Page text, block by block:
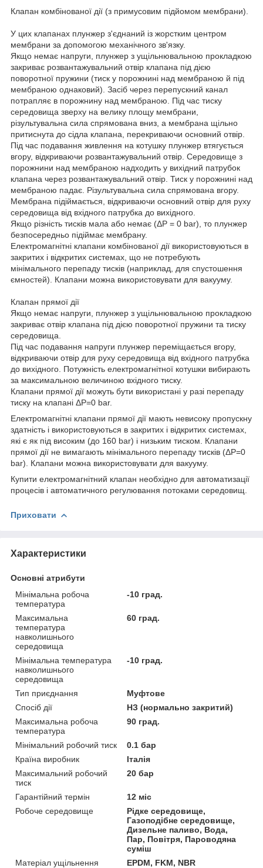
Клапан комбінованої дії (з примусовим підйомом мембрани).
У цих клапанах плунжер з'єднаний із жорстким центром
мембрани за допомогою механічного зв'язку.
Якщо немає напруги, плунжер з ущільнювальною прокладкою
закриває розвантажувальний отвір клапана під дією
поворотної пружини (тиск у порожнині над мембраною й під
мембраною однаковий). Засіб через перепускний канал
потрапляє в порожнину над мембраною. Під час тиску
середовища зверху на велику площу мембрани,
різультувальна сила спрямована вниз, а мембрана щільно
притиснута до сідла клапана, перекриваючи основний отвір.
Під час подавання живлення на котушку плунжер втягується
вгору, відкриваючи розвантажувальний отвір. Середовище з
порожнини над мембраною надходить у вихідний патрубок
клапана через розвантажувальний отвір. Тиск у порожнині над
мембраною падає. Різультувальна сила спрямована вгору.
Мембрана підіймається, відкриваючи основний отвір для руху
середовища від вхідного патрубка до вихідного.
Якщо різність тисків мала або немає (ΔP = 0 bar), то плунжер
безпосередньо підіймає мембрану.
Електромагнітні клапани комбінованої дії використовуються в
закритих і відкритих системах, що не потребують
мінімального перепаду тисків (наприклад, для спустошення
ємностей). Клапани можна використовувати для вакууму.
Клапан прямої дії
Якщо немає напруги, плунжер з ущільнювальною прокладкою
закриває отвір клапана під дією поворотної пружини та тиску
середовища.
Під час подавання напруги плунжер переміщається вгору,
відкриваючи отвір для руху середовища від вхідного патрубка
до вихідного. Потужність електромагнітної котушки вибирають
за максимальною величиною вхідного тиску.
Клапани прямої дії можуть бути використані у разі перепаду
тиску на клапані ΔP=0 bar.
Електромагнітні клапани прямої дії мають невисоку пропускну
здатність і використовуються в закритих і відкритих системах,
які є як під високим (до 160 bar) і низьким тиском. Клапани
прямої дії не вимагають мінімального перепаду тисків (ΔP=0
bar). Клапани можна використовувати для вакууму.
Купити електромагнітний клапан необхідно для автоматизації
процесів і автоматичного регулювання потоками середовищ.
Приховати
Характеристики
Основні атрибути
Мінімальна робоча
температура
-10 град.
Максимальна
температура
навколишнього
середовища
60 град.
Мінімальна температура
навколишнього
середовища
-10 град.
Тип приєднання
Муфтове
Спосіб дії
НЗ (нормально закритий)
Максимальна робоча
температура
90 град.
Мінімальний робочий тиск
0.1 бар
Країна виробник
Італія
Максимальний робочий
тиск
20 бар
Гарантійний термін
12 міс
Робоче середовище
Рідке середовище,
Газоподібне середовище,
Дизельне паливо, Вода,
Пар, Повітря, Пароводяна
суміш
Матеріал ущільнення
EPDM, FKM, NBR